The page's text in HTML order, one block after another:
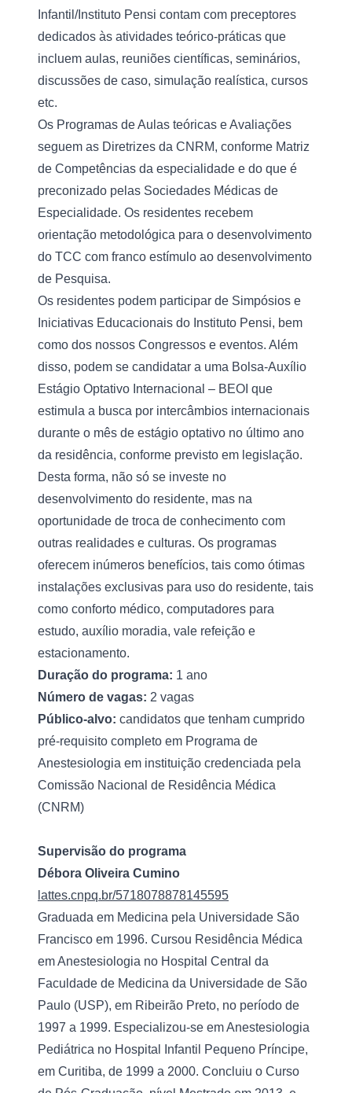
Infantil/Instituto Pensi contam com preceptores
dedicados às atividades teórico-práticas que
incluem aulas, reuniões científicas, seminários,
discussões de caso, simulação realística, cursos
etc.
Os Programas de Aulas teóricas e Avaliações
seguem as Diretrizes da CNRM, conforme Matriz
de Competências da especialidade e do que é
preconizado pelas Sociedades Médicas de
Especialidade. Os residentes recebem
orientação metodológica para o desenvolvimento
do TCC com franco estímulo ao desenvolvimento
de Pesquisa.
Os residentes podem participar de Simpósios e
Iniciativas Educacionais do Instituto Pensi, bem
como dos nossos Congressos e eventos. Além
disso, podem se candidatar a uma Bolsa-Auxílio
Estágio Optativo Internacional – BEOI que
estimula a busca por intercâmbios internacionais
durante o mês de estágio optativo no último ano
da residência, conforme previsto em legislação.
Desta forma, não só se investe no
desenvolvimento do residente, mas na
oportunidade de troca de conhecimento com
outras realidades e culturas. Os programas
oferecem inúmeros benefícios, tais como ótimas
instalações exclusivas para uso do residente, tais
como conforto médico, computadores para
estudo, auxílio moradia, vale refeição e
estacionamento.
Duração do programa: 1 ano
Número de vagas: 2 vagas
Público-alvo: candidatos que tenham cumprido
pré-requisito completo em Programa de
Anestesiologia em instituição credenciada pela
Comissão Nacional de Residência Médica
(CNRM)
Supervisão do programa
Débora Oliveira Cumino
lattes.cnpq.br/5718078878145595
Graduada em Medicina pela Universidade São
Francisco em 1996. Cursou Residência Médica
em Anestesiologia no Hospital Central da
Faculdade de Medicina da Universidade de São
Paulo (USP), em Ribeirão Preto, no período de
1997 a 1999. Especializou-se em Anestesiologia
Pediátrica no Hospital Infantil Pequeno Príncipe,
em Curitiba, de 1999 a 2000. Concluiu o Curso